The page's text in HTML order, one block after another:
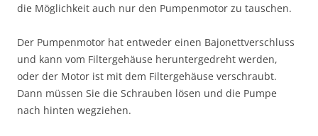
die Möglichkeit auch nur den Pumpenmotor zu tauschen.
Der Pumpenmotor hat entweder einen Bajonettverschluss
und kann vom Filtergehäuse heruntergedreht werden,
oder der Motor ist mit dem Filtergehäuse verschraubt.
Dann müssen Sie die Schrauben lösen und die Pumpe
nach hinten wegziehen.